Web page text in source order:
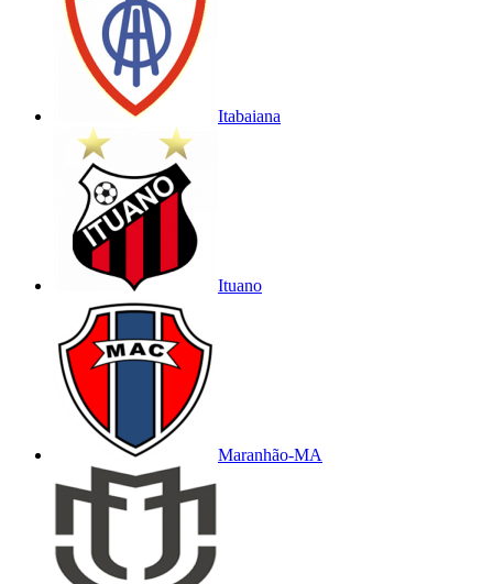
Itabaiana
Ituano
Maranhão-MA